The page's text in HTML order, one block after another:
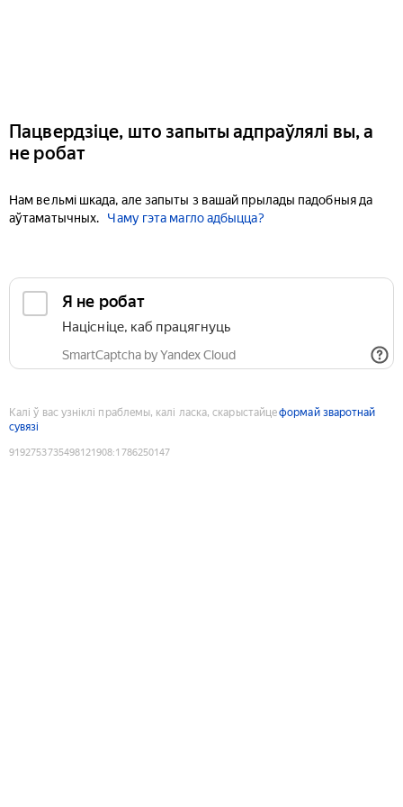
Пацвердзіце, што запыты адпраўлялі вы, а
не робат
Нам вельмі шкада, але запыты з вашай прылады падобныя да
аўтаматычных.
Чаму гэта магло адбыцца?
Я не робат
Націсніце, каб працягнуць
SmartCaptcha by Yandex Cloud
Калі ў вас узніклі праблемы, калі ласка, скарыстайцеформай зваротнай
сувязі
9192753735498121908:1786250147